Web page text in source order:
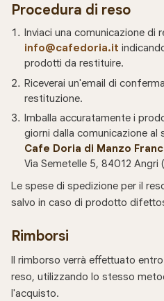
Procedura di reso
Inviaci una comunicazione di
info@cafedoria.it
prodotti da restituire.
Riceverai un'email di
restituzione.
Imballa accuratamente i
giorni dalla comunicazione al
Cafe Doria di Manzo
Via Semetelle 5, 84012 Angri
Le spese di spedizione per il
salvo in caso di prodotto
Rimborsi
Il rimborso verrà effettuato
reso, utilizzando lo stesso
l'acquisto.